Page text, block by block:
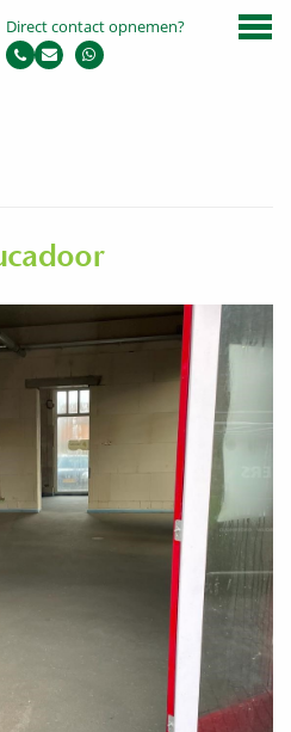
Direct contact opnemen?